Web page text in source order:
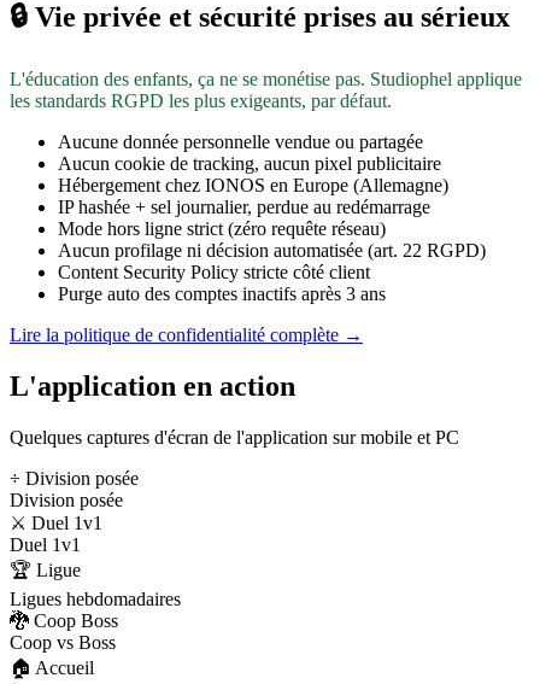
🔒 Vie privée et sécurité prises au sérieux
L'éducation des enfants, ça ne se monétise pas. Studiophel applique
les standards RGPD les plus exigeants, par défaut.
Aucune donnée personnelle vendue ou partagée
Aucun cookie de tracking, aucun pixel publicitaire
Hébergement chez IONOS en Europe (Allemagne)
IP hashée + sel journalier, perdue au redémarrage
Mode hors ligne strict (zéro requête réseau)
Aucun profilage ni décision automatisée (art. 22 RGPD)
Content Security Policy stricte côté client
Purge auto des comptes inactifs après 3 ans
Lire la politique de confidentialité complète →
L'application en action
Quelques captures d'écran de l'application sur mobile et PC
÷ Division posée
Division posée
⚔️ Duel 1v1
Duel 1v1
🏆 Ligue
Ligues hebdomadaires
🐉 Coop Boss
Coop vs Boss
🏠 Accueil